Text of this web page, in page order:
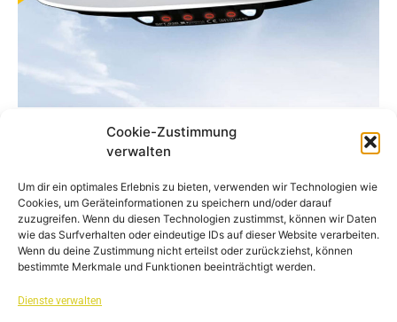
Cookie-Zustimmung
verwalten
Um dir ein optimales Erlebnis zu bieten, verwenden wir Technologien wie
Cookies, um Geräteinformationen zu speichern und/oder darauf
zuzugreifen. Wenn du diesen Technologien zustimmst, können wir Daten
wie das Surfverhalten oder eindeutige IDs auf dieser Website verarbeiten.
Wenn du deine Zustimmung nicht erteilst oder zurückziehst, können
bestimmte Merkmale und Funktionen beeinträchtigt werden.
Dienste verwalten
KONTAKT
IMPRESSUM
DATENSCHUTZ